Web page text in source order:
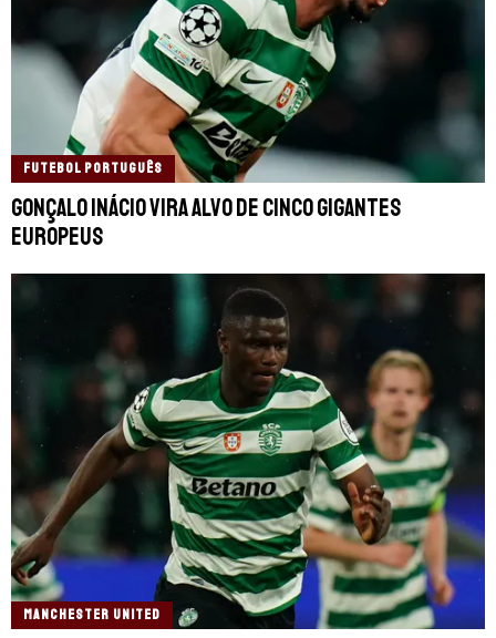
FUTEBOL PORTUGUÊS
Gonçalo Inácio vira alvo de cinco gigantes
europeus
MANCHESTER UNITED